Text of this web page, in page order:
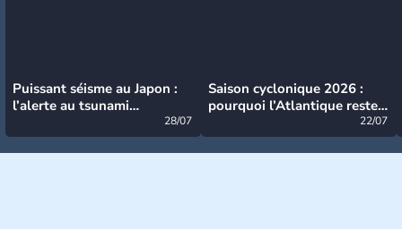
Puissant séisme au Japon :
l’alerte au tsunami
28/07
Saison cyclonique 2026 :
pourquoi l’Atlantique reste
22/07